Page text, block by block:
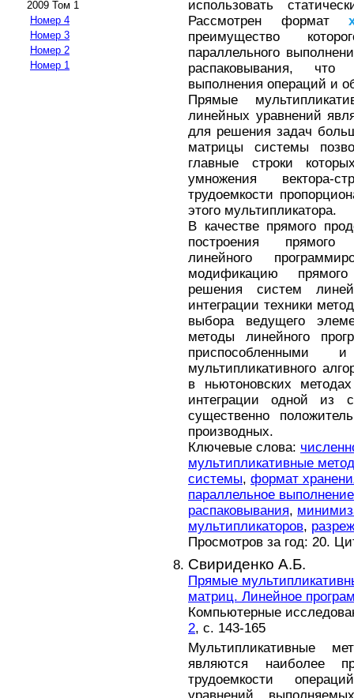
2009 Том 1
Номер 4
Номер 3
Номер 2
Номер 1
использовать
Рассмотрен формат
преимущество
параллельного
распаковывания, что
выполнения операций и
Прямые
линейных уравнений
для решения задач
матрицы системы
главные строки
умножения вектора-
трудоемкости
этого мультипликатора.
В качестве прямого
построения прямого
линейного
модификацию прямого
решения систем
интеграции техники
выбора ведущего
методы линейного
мультипликативного
в ньютоновских
интеграции одной из
существенно
производных.
Ключевые слова:
мультипликативные
системы, формат
параллельное
распаковывания,
мультипликаторов,
Просмотров за год: 20.
Свириденко А.Б.
Прямые
матриц. Линейное
Компьютерные
2, с. 143-165
Мультипликативные
являются наиболее
трудоемкости
уравнений,